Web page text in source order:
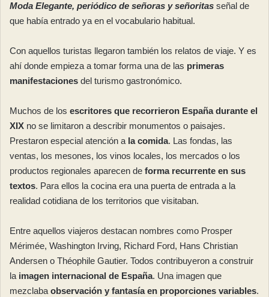
Moda Elegante, periódico de señoras y señoritas señal de
que había entrado ya en el vocabulario habitual.
Con aquellos turistas llegaron también los relatos de viaje. Y es
ahí donde empieza a tomar forma una de las primeras
manifestaciones del turismo gastronómico.
Muchos de los escritores que recorrieron España durante el
XIX no se limitaron a describir monumentos o paisajes.
Prestaron especial atención a la comida. Las fondas, las
ventas, los mesones, los vinos locales, los mercados o los
productos regionales aparecen de forma recurrente en sus
textos. Para ellos la cocina era una puerta de entrada a la
realidad cotidiana de los territorios que visitaban.
Entre aquellos viajeros destacan nombres como Prosper
Mérimée, Washington Irving, Richard Ford, Hans Christian
Andersen o Théophile Gautier. Todos contribuyeron a construir
la imagen internacional de España. Una imagen que
mezclaba observación y fantasía en proporciones variables.